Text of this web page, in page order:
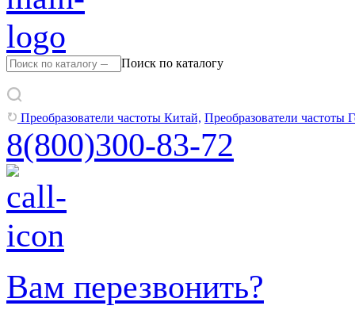
Поиск по каталогу
Преобразователи частоты Китай, Преобразователи
8(800)300-83-72
Вам перезвонить?